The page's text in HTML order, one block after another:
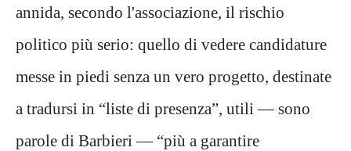
annida, secondo l'associazione, il rischio
politico più serio: quello di vedere candidature
messe in piedi senza un vero progetto, destinate
a tradursi in “liste di presenza”, utili — sono
parole di Barbieri — “più a garantire